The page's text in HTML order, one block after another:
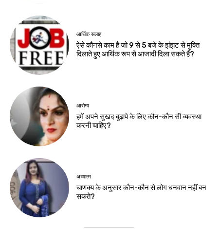
आर्थिक सलाह
ऐसे कौनसे काम हैं जो 9 से 5 बजे के झंझट से मुक्ति
दिलाते हुए आर्थिक रूप से आजादी दिला सकते हैं?
आरोग्य
हमें अपने सुखद बुढ़ापे के लिए कौन-कौन सी व्यवस्था
करनी चाहिए?
अध्यात्म
चाणक्य के अनुसार कौन-कौन से लोग धनवान नहीं बन
सकते?